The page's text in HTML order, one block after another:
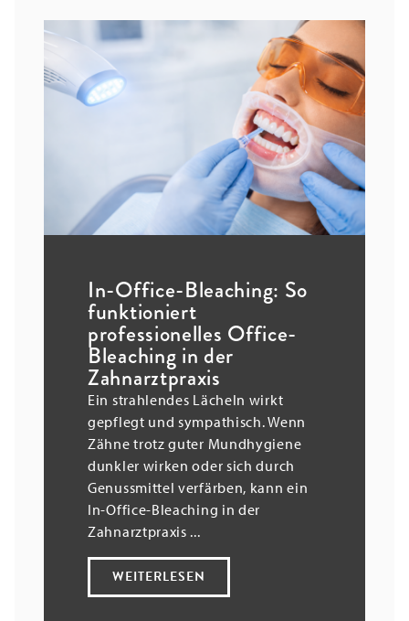
In-Office-Bleaching: So
funktioniert
professionelles Office-
Bleaching in der
Zahnarztpraxis
Ein strahlendes Lächeln wirkt
gepflegt und sympathisch. Wenn
Zähne trotz guter Mundhygiene
dunkler wirken oder sich durch
Genussmittel verfärben, kann ein
In-Office-Bleaching in der
Zahnarztpraxis ...
WEITERLESEN